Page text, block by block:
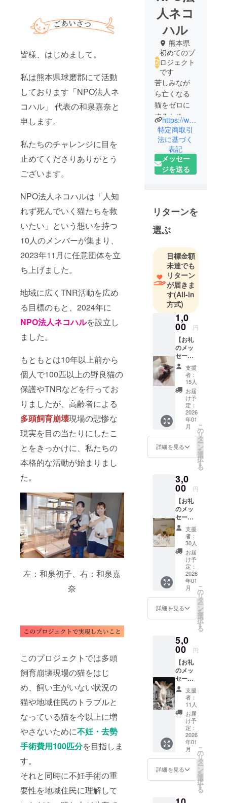
皆様、はじめまして。
私は熊本県球磨郡にて活動
しております「NPO法人ネ
コハル」 代表の和泉嘉奈と
申します。
私たちのチャレンジに目を
止めてくださりありがとう
ございます。
NPO法人ネコハルは「人知
れず死んでいく猫たちを救
いたい」という想いを持つ
10人のメンバーが集まり、
2023年11月に任意団体を立
ち上げました。
地域に広くTNR活動を広め
る目標のもと、2024年に
NPO法人ネコハルを設立し
ました。
もともとは10年以上前から
個人で100匹以上の野良猫の
保護やTNRなどを行ってお
りましたが、高齢者による
多頭飼育崩壊現場の悲惨な
現実を目の当たりにしたこ
とをきっかけに、私たちの
本格的な活動が始まりまし
た。
左：和泉初子、右：和泉嘉
奈
このプロジェクトでは多頭
飼育崩壊現場の猫をはじ
め、飼い主がいない状況の
猫や地域住民のトラブルと
なっている猫を今以上に増
やさないために不妊・去勢
手術費用100匹分を目指しま
す。
それと同時に不妊手術の重
要性を地域住民に理解して
人ネコ
ハル
熊本県
初めてのプ
ロジェクト
です
苦しみなが
ら亡くなる
猫をゼロに
するために
NPO法人ネ
コハルを立
ち上げ、
TNRをメイ
ンに活動し
https://www.instagram.com/neko.haru_i/
特定商取引
法に基づく
表記
メッセー
ジを送る
リターンを
選ぶ
目標金額
未達でも
リターン
が届きま
す(All-in
方式)
1,0
00 円
【お礼
のメッ
セー
ジ】 感
謝の気
持ちを
込め
て、お
礼の
メッ
セージ
をお送
りしま
す。
支援
者：
15人
お届
け予
定：
2026
年01
月
詳細を見る
こ
の
リ
タ
ー
ン
を
選
択
す
る
3,0
00 円
【お礼
のメッ
セー
ジ】 こ
のリ
ターン
は1,000
円と同
じ内容
になり
ます。
支援
者：
30人
お届
け予
定：
2026
年01
月
詳細を見る
こ
の
リ
タ
ー
ン
を
選
択
す
る
5,0
00 円
【お礼
のメッ
セー
ジ】 こ
のリ
ターン
は1,000
円と同
じ内容
になり
ます。
【TNR
実施デ
ジタル
報告
書】
施内容
支援
者：
11人
お届
け予
定：
2026
年01
月
詳細を見る
こ
の
リ
タ
ー
ン
を
選
択
す
る